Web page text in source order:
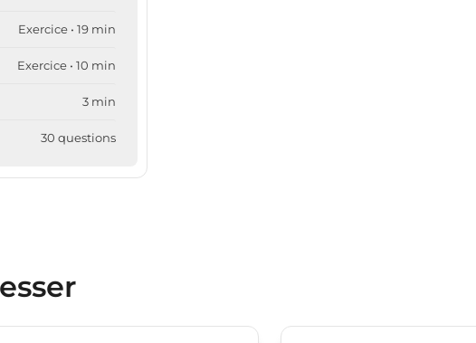
Exercice • 19 min
Exercice • 10 min
3 min
30 questions